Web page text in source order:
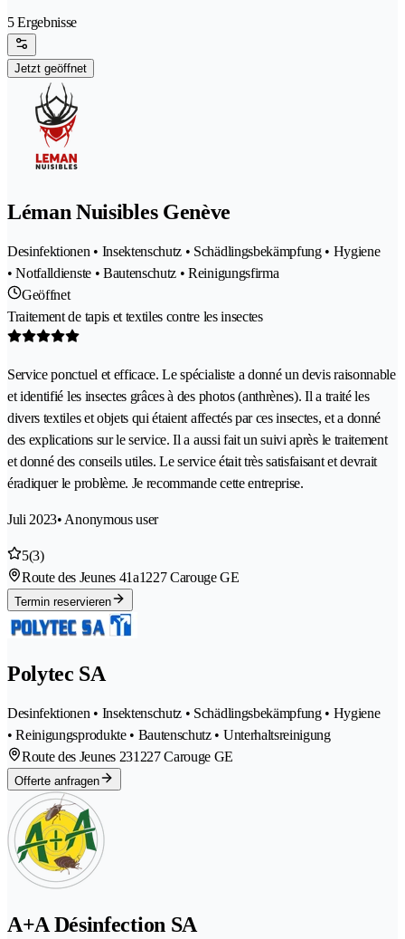
5 Ergebnisse
Jetzt geöffnet
Léman Nuisibles Genève
Desinfektionen • Insektenschutz • Schädlingsbekämpfung • Hygiene
• Notfalldienste • Bautenschutz • Reinigungsfirma
Geöffnet
Traitement de tapis et textiles contre les insectes
Service ponctuel et efficace. Le spécialiste a donné un devis raisonnable
et identifié les insectes grâces à des photos (anthrènes). Il a traité les
divers textiles et objets qui étaient affectés par ces insectes, et a donné
des explications sur le service. Il a aussi fait un suivi après le traitement
et donné des conseils utiles. Le service était très satisfaisant et devrait
éradiquer le problème. Je recommande cette entreprise.
Juli 2023• Anonymous user
5(3)
Route des Jeunes 41a1227 Carouge GE
Termin reservieren
Polytec SA
Desinfektionen • Insektenschutz • Schädlingsbekämpfung • Hygiene
• Reinigungsprodukte • Bautenschutz • Unterhaltsreinigung
Route des Jeunes 231227 Carouge GE
Offerte anfragen
A+A Désinfection SA